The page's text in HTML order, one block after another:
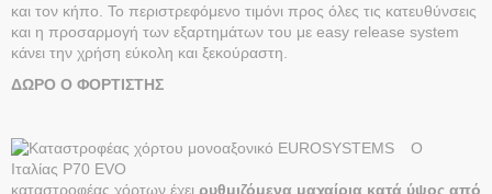
και τον κήπο. Το περιστρεφόμενο τιμόνι προς όλες τις κατευθύνσεις
και η προσαρμογή των εξαρτημάτων του με easy release system
κάνει την χρήση εύκολη και ξεκούραστη.
ΔΩΡΟ Ο ΦΟΡΤΙΣΤΗΣ
Ο
καταστροφέας χόρτων έχει ρυθμιζόμενα μαχαίρια κατά ύψος από